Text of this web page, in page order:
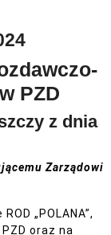
PZD
z dnia
Zarządowi
„POLANA”,
oraz na